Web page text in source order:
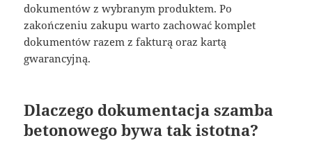
dokumentów z wybranym produktem. Po
zakończeniu zakupu warto zachować komplet
dokumentów razem z fakturą oraz kartą
gwarancyjną.
Dlaczego dokumentacja szamba
betonowego bywa tak istotna?